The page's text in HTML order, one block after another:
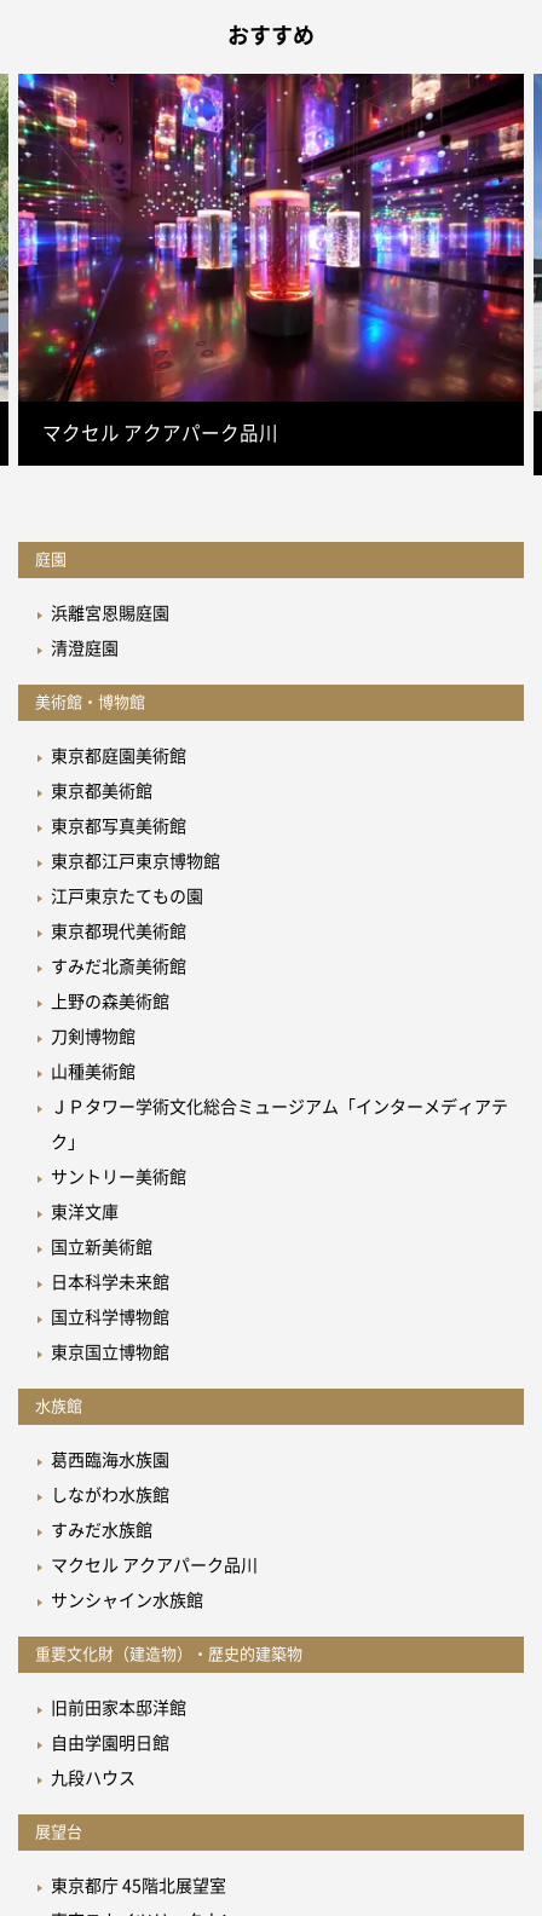
おすすめ
マクセル アクアパーク品川
庭園
浜離宮恩賜庭園
清澄庭園
美術館・博物館
東京都庭園美術館
東京都美術館
東京都写真美術館
東京都江戸東京博物館
江戸東京たてもの園
東京都現代美術館
すみだ北斎美術館
上野の森美術館
刀剣博物館
山種美術館
ＪＰタワー学術文化総合ミュージアム「インターメディアテ
ク」
サントリー美術館
東洋文庫
国立新美術館
日本科学未来館
国立科学博物館
東京国立博物館
水族館
葛西臨海水族園
しながわ水族館
すみだ水族館
マクセル アクアパーク品川
サンシャイン水族館
重要文化財（建造物）・歴史的建築物
旧前田家本邸洋館
自由学園明日館
九段ハウス
展望台
東京都庁 45階北展望室